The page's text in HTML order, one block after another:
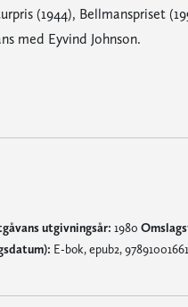
(1944), Bellmanspriset
med Eyvind Johnson.
utgivningsår: 1980
E-bok, epub2,